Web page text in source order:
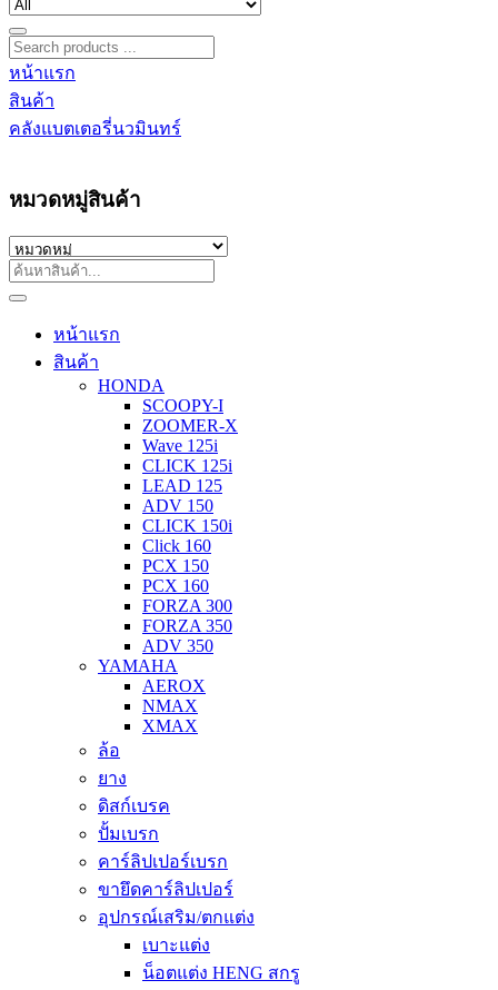
หน้าแรก
สินค้า
คลังแบตเตอรี่นวมินทร์
หมวดหมู่สินค้า
หน้าแรก
สินค้า
HONDA
SCOOPY-I
ZOOMER-X
Wave 125i
CLICK 125i
LEAD 125
ADV 150
CLICK 150i
Click 160
PCX 150
PCX 160
FORZA 300
FORZA 350
ADV 350
YAMAHA
AEROX
NMAX
XMAX
ล้อ
ยาง
ดิสก์เบรค
ปั้มเบรก
คาร์ลิปเปอร์เบรก
ขายึดคาร์ลิปเปอร์
อุปกรณ์เสริม/ตกแต่ง
เบาะแต่ง
น็อตแต่ง HENG สกรู